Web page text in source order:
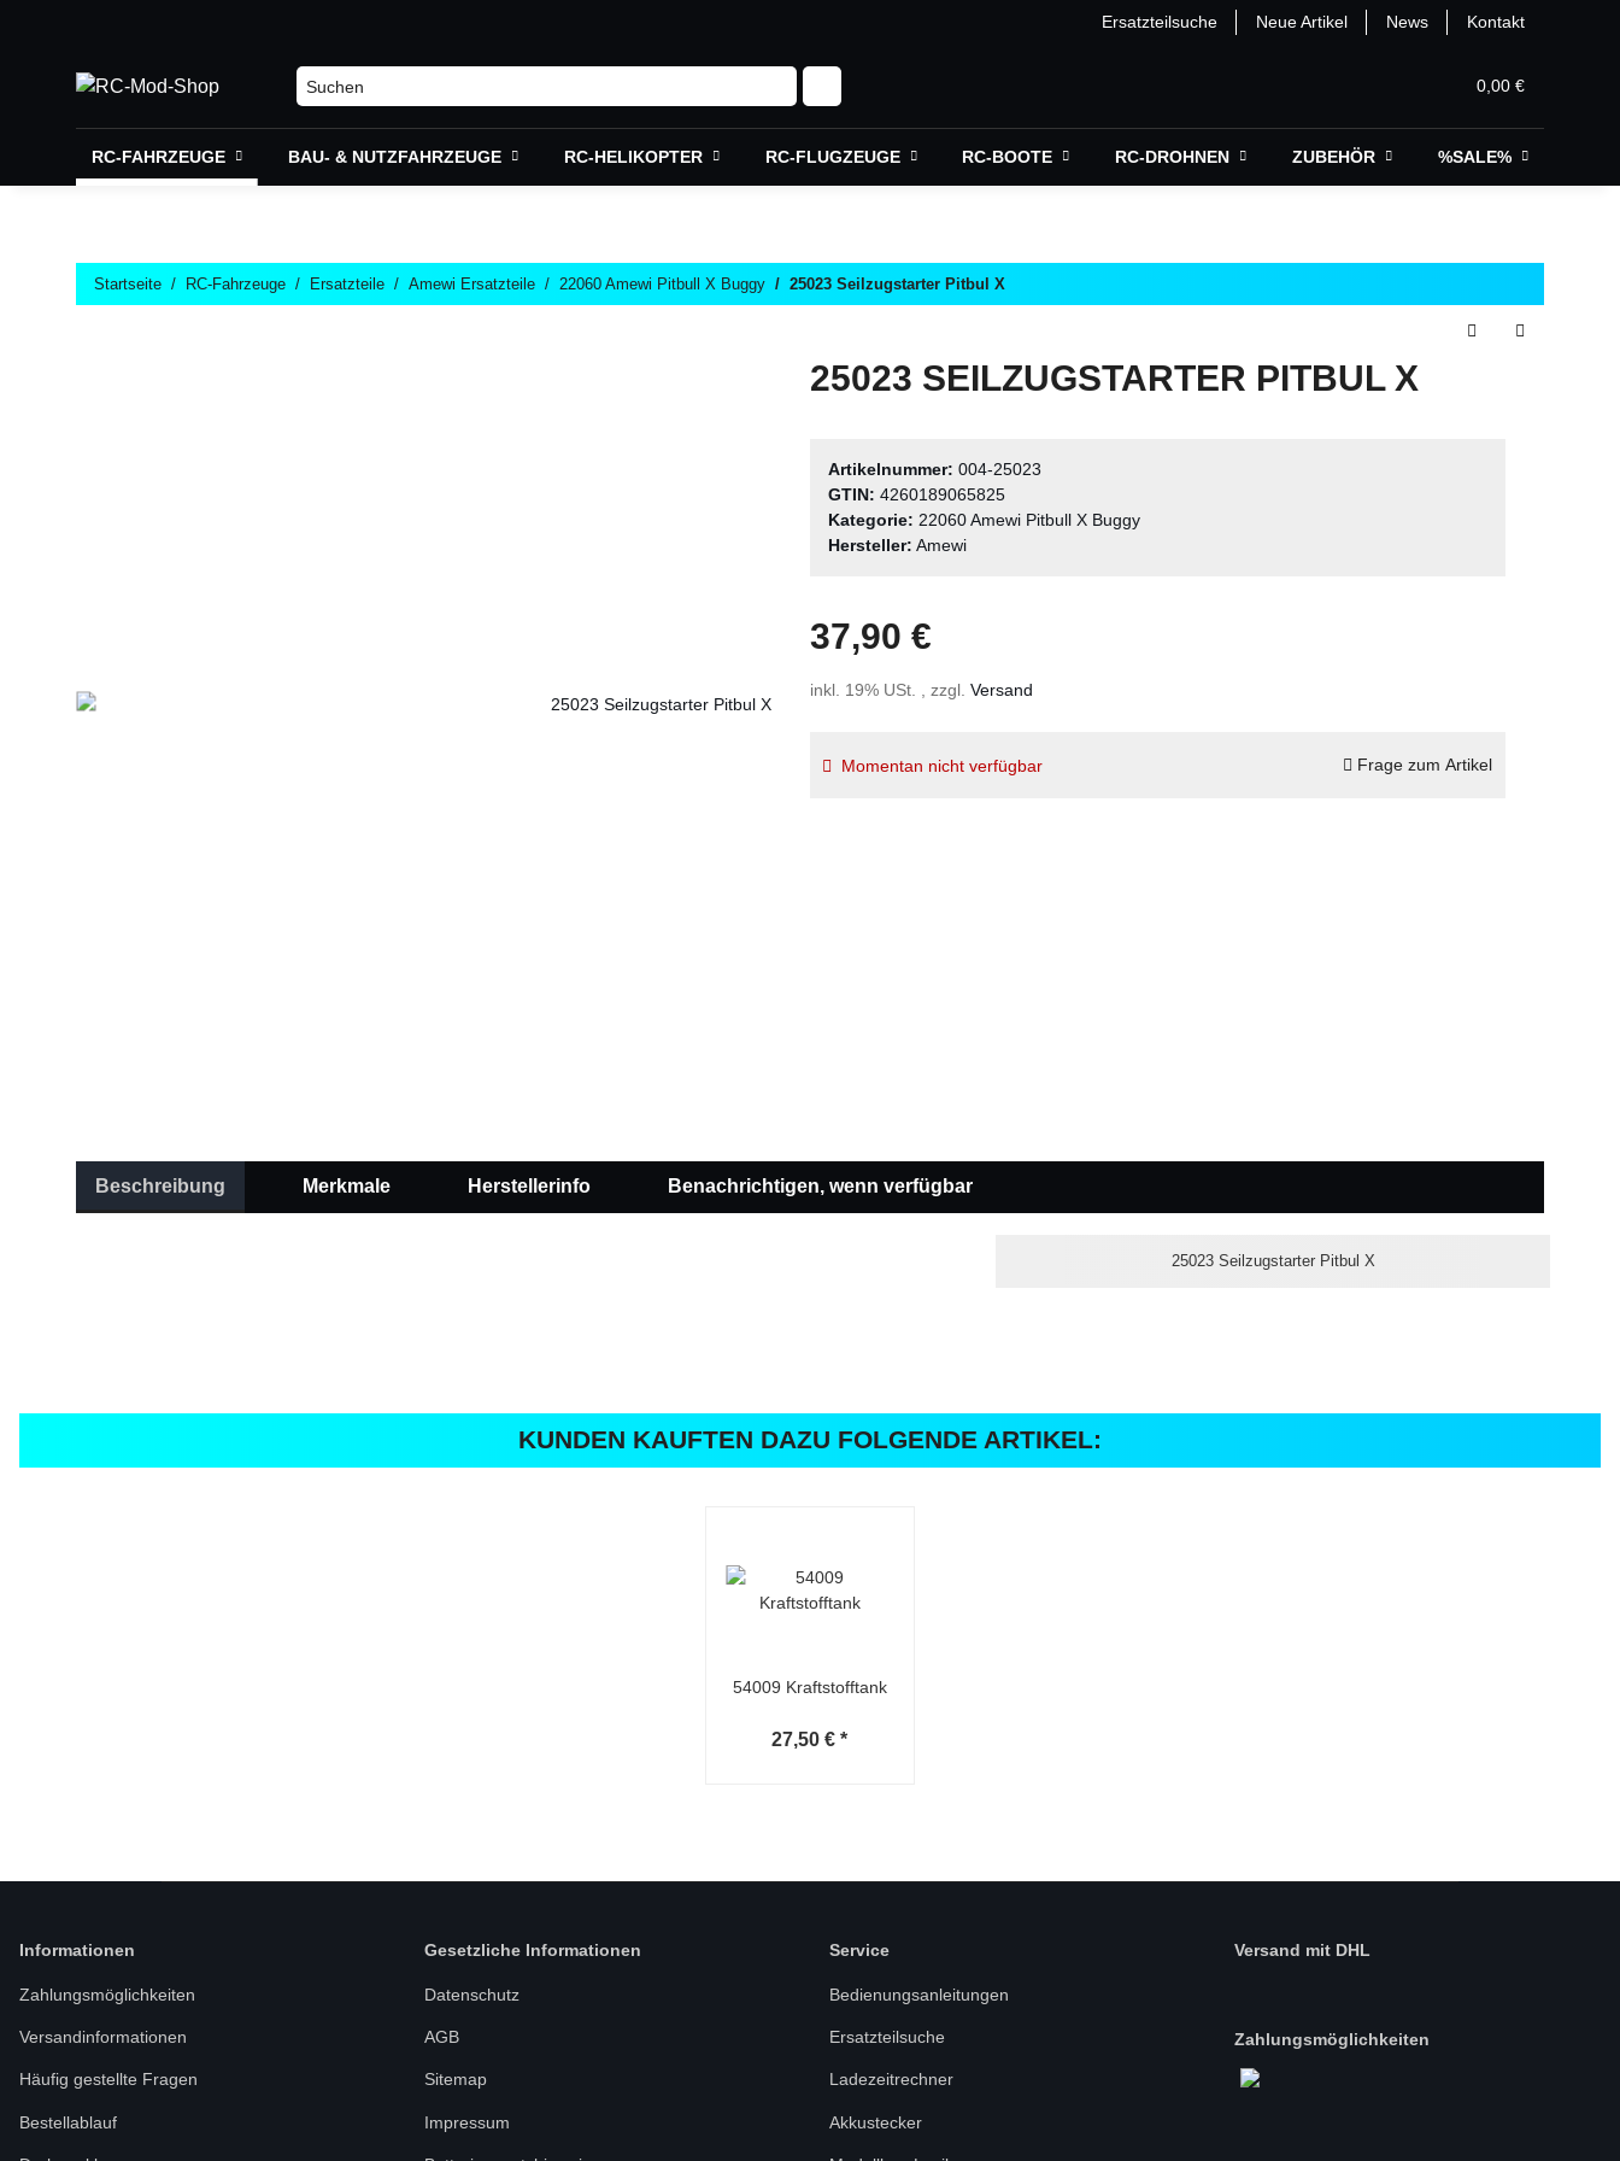
Ersatzteilsuche Neue Artikel News Kontakt
0,00 €
RC-FAHRZEUGE BAU- & NUTZFAHRZEUGE RC-HELIKOPTER RC-FLUGZEUGE RC-BOOTE RC-DROHNEN ZUBEHÖR %SALE%
Startseite RC-Fahrzeuge Ersatzteile Amewi Ersatzteile 22060 Amewi Pitbull X Buggy 25023 Seilzugstarter Pitbul X
25023 SEILZUGSTARTER PITBUL X
Artikelnummer: 004-25023
GTIN: 4260189065825
Kategorie: 22060 Amewi Pitbull X Buggy
Hersteller: Amewi
37,90 €
inkl. 19% USt. , zzgl. Versand
Momentan nicht verfügbar Frage zum Artikel
Beschreibung Merkmale Herstellerinfo Benachrichtigen, wenn verfügbar
25023 Seilzugstarter Pitbul X
KUNDEN KAUFTEN DAZU FOLGENDE ARTIKEL:
54009 Kraftstofftank
27,50 €*
Informationen
Zahlungsmöglichkeiten
Versandinformationen
Häufig gestellte Fragen
Bestellablauf
Gesetzliche Informationen
Datenschutz
AGB
Sitemap
Impressum
Service
Bedienungsanleitungen
Ersatzteilsuche
Ladezeitrechner
Akkustecker
Versand mit DHL
Zahlungsmöglichkeiten